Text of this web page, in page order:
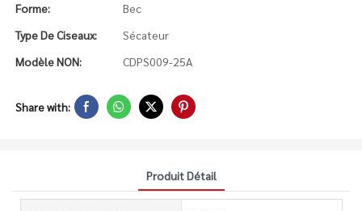
Forme:
Bec
Type De Ciseaux:
Sécateur
Modèle NON:
CDPS009-25A
Share with:
Produit Détail